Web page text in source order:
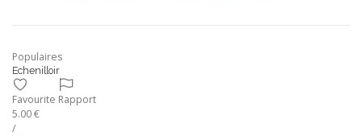
Populaires
Echenilloir
Favourite Rapport
5.00 €
/